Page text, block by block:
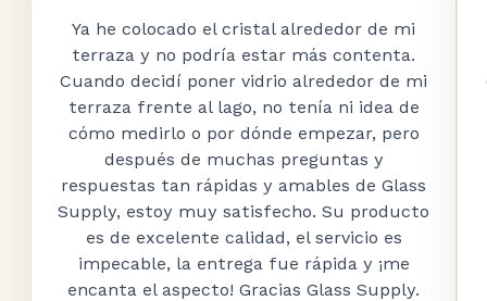
Ya he colocado el cristal alrededor de mi
terraza y no podría estar más contenta.
Cuando decidí poner vidrio alrededor de mi
terraza frente al lago, no tenía ni idea de
cómo medirlo o por dónde empezar, pero
después de muchas preguntas y
respuestas tan rápidas y amables de Glass
Supply, estoy muy satisfecho. Su producto
es de excelente calidad, el servicio es
impecable, la entrega fue rápida y ¡me
encanta el aspecto! Gracias Glass Supply.